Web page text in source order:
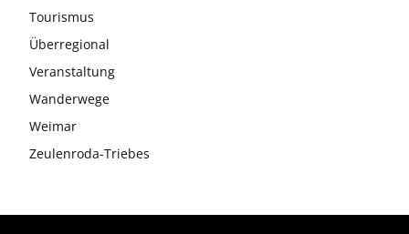
Tourismus
Überregional
Veranstaltung
Wanderwege
Weimar
Zeulenroda-Triebes